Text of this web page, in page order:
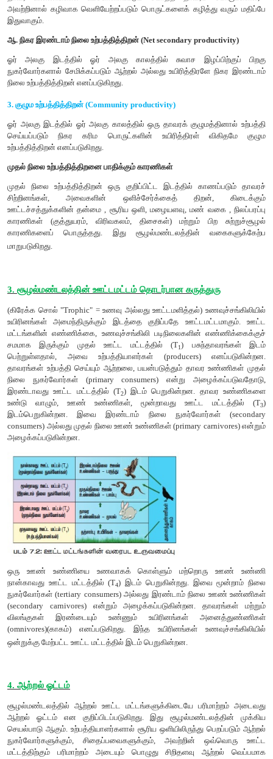
கிடைக்கும் ஆற்றல் மூலமாகும்.
சூழல் மண்டலத்திலுள்ள தற்சார்பு ஊட்ட உயிரிகளால்
உற்பத்தி செய்யப்படும் மொத்த உணவு ஆற்றல் அல்லது
உயிரித்திரள் மொத்த முதல் நிலை உற்பத்தித்திறன் எனப்படுகிறது.
ஆ. நிகர முதல் நிலை உற்பத்தித்திறன் (Net primary
தாவரத்தின் சுவாசச் செயலால் ஏற்படும் இழப்பிற்குப் பிறகு
விகிதமே நிகர முதல் நிலை உற்பத்தித்திறன் எனப்படுகிறது. இது
ஒளிச்சேர்க்கை என்றும் அழைக்கப்படுகிறது. எனவே
NPP = GPP - சுவாச இழப்பு
மொத்த உயிரிக்கோளத்தின் நிகர முதல் நிலை உற்பத்தித்திறன்
சுமார் 170 மில்லியன் டன்கள் (உலர் எடை) என
வருடத்தில் ஓர் அலகு காலத்தில் கடல் வாழ் உற்பத்தியாளர்களின்
உற்பத்தித்திறன் மட்டும் 55 மில்லியன் டன்கள் ஆகும்.
ஆற்றலின் அளவே இரண்டாம் நிலை உற்பத்தித்திறன் ஆகும்.
அ. மொத்த இரண்டாம் நிலை உற்பத்தித்திறன் (Gross
தாவர உண்ணிகளால் உட்கொள்ளப்படும் மொத்த தாவரப்
அவற்றினால் கழிவாக வெளியேற்றப்படும் பொருட்களைக் கழித்து
இதுவாகும்.
ஆ. நிகர இரண்டாம் நிலை உற்பத்தித்திறன் (Net secondary
ஓர் அலகு இடத்தில் ஓர் அலகு காலத்தில் சுவாச
நுகர்வோர்களால் சேமிக்கப்படும் ஆற்றல் அல்லது உயிரித்திரளே
நிலை உற்பத்தித்திறன் எனப்படுகிறது.
3. குழும உற்பத்தித்திறன் (Community productivity)
ஓர் அலகு இடத்தில் ஓர் அலகு காலத்தில் ஒரு தாவரக்
செய்யப்படும் நிகர கரிம பொருட்களின் உயிரித்திரள்
உற்பத்தித்திறன் எனப்படுகிறது.
முதல் நிலை உற்பத்தித்திறனை பாதிக்கும் காரணிகள்
முதல் நிலை உற்பத்தித்திறன் ஒரு குறிப்பிட்ட இடத்தில்
சிற்றினங்கள், அவைகளின் ஒளிச்சேர்க்கைத் திறன்,
ஊட்டச்சத்துக்களின் தன்மை , சூரிய ஒளி, மழையளவு, மண் வகை
காரணிகள் (குத்துயரம், விரிவகலம், திசைகள்) மற்றும் பிற
காரணிகளைப் பொருத்தது. இது சூழல்மண்டலத்தின்
3. சூழல்மண்டலத்தின் ஊட்டமட்டம் தொடர்பான
(கிரேக்க சொல் "Trophic" = உணவு அல்லது ஊட்டமளித்தல்)